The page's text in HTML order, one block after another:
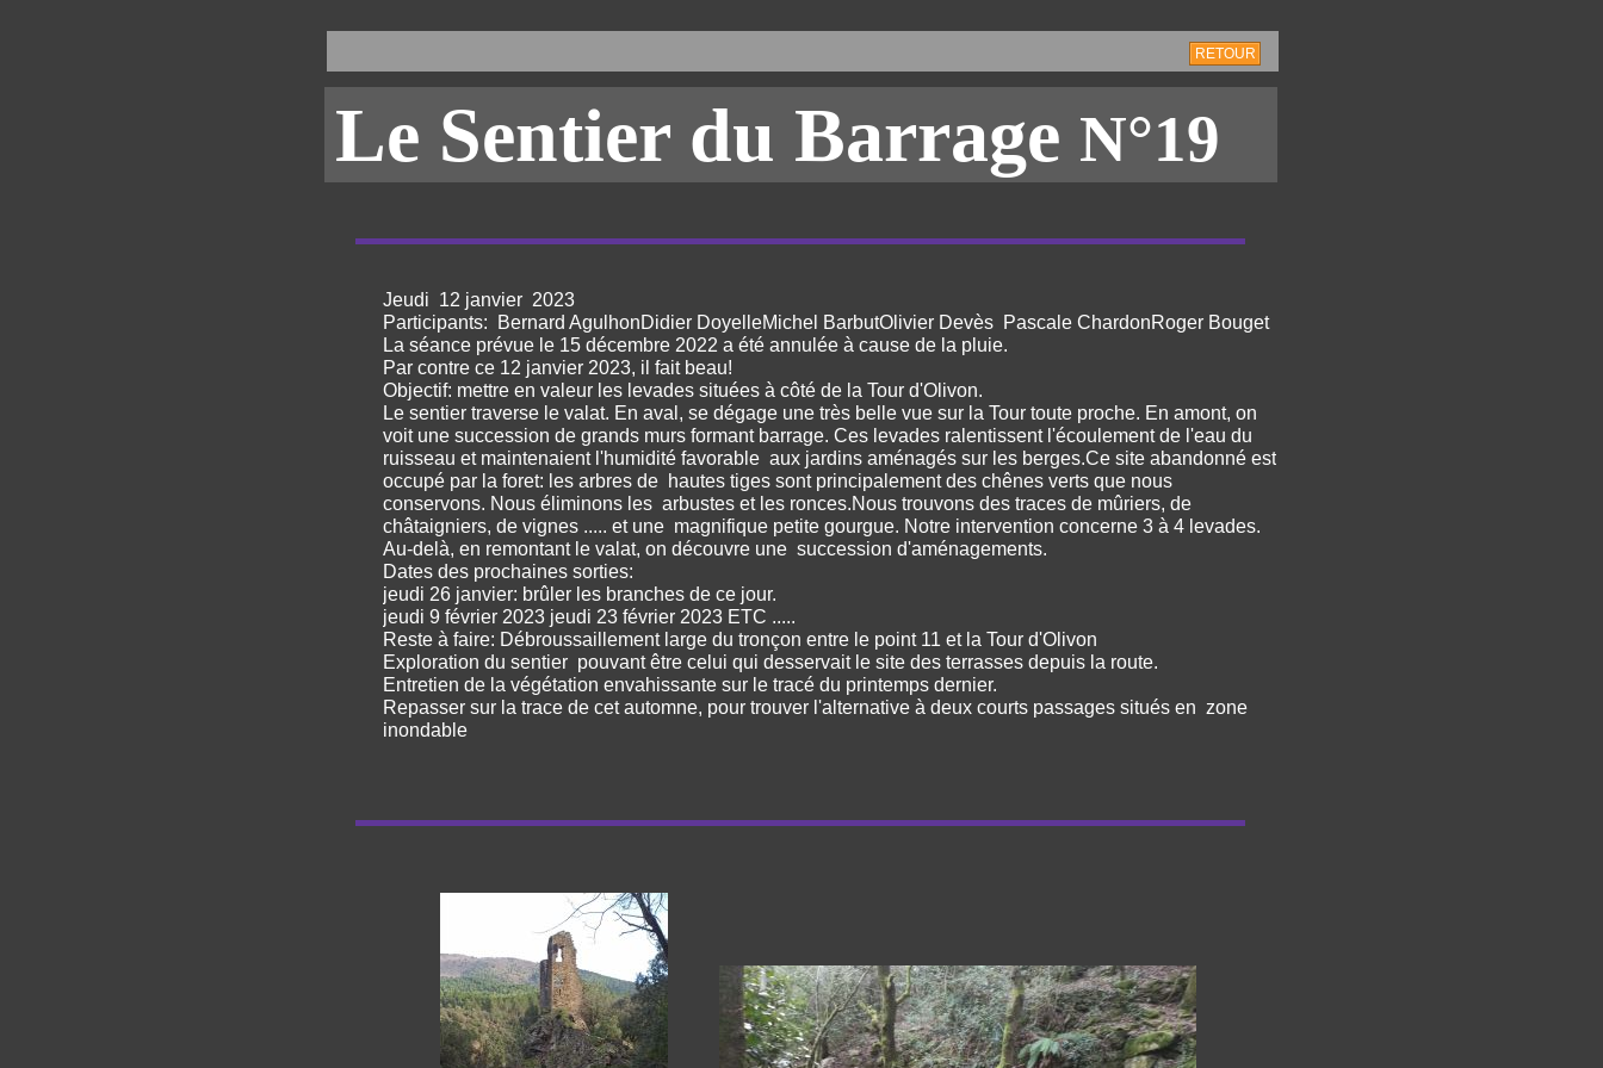
Jeudi 12 janvier 2023
Participants: Bernard AgulhonDidier DoyelleMichel BarbutOlivier Devès Pascale ChardonRoger Bouget
La séance prévue le 15 décembre 2022 a été annulée à cause de la pluie.
Par contre ce 12 janvier 2023, il fait beau!
Objectif: mettre en valeur les levades situées à côté de la Tour d'Olivon.
Le sentier traverse le valat. En aval, se dégage une très belle vue sur la Tour toute proche. En amont, on
voit une succession de grands murs formant barrage. Ces levades ralentissent l'écoulement de l'eau du
ruisseau et maintenaient l'humidité favorable aux jardins aménagés sur les berges.Ce site abandonné est
occupé par la foret: les arbres de hautes tiges sont principalement des chênes verts que nous
conservons. Nous éliminons les arbustes et les ronces.Nous trouvons des traces de mûriers, de
châtaigniers, de vignes ..... et une magnifique petite gourgue. Notre intervention concerne 3 à 4 levades.
Au-delà, en remontant le valat, on découvre une succession d'aménagements.
Dates des prochaines sorties:
jeudi 26 janvier: brûler les branches de ce jour.
jeudi 9 février 2023 jeudi 23 février 2023 ETC .....
Reste à faire: Débroussaillement large du tronçon entre le point 11 et la Tour d'Olivon
Exploration du sentier pouvant être celui qui desservait le site des terrasses depuis la route.
Entretien de la végétation envahissante sur le tracé du printemps dernier.
Repasser sur la trace de cet automne, pour trouver l'alternative à deux courts passages situés en zone
inondable
RETOUR
Le Sentier du Barrage N°19